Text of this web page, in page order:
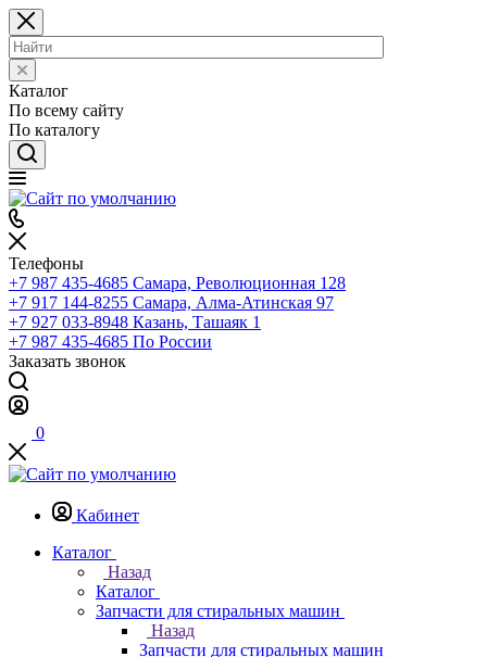
Каталог
По всему сайту
По каталогу
Телефоны
+7 987 435-4685 Самара, Революционная 128
+7 917 144-8255 Самара, Алма-Атинская 97
+7 927 033-8948 Казань, Ташаяк 1
+7 987 435-4685 По России
Заказать звонок
0
Кабинет
Каталог
Назад
Каталог
Запчасти для стиральных машин
Назад
Запчасти для стиральных машин